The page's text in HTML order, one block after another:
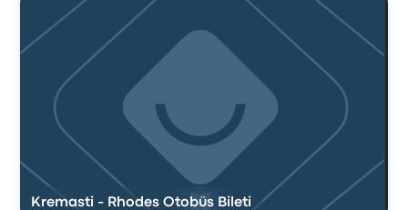
Kremasti - Rhodes Otobüs Bileti